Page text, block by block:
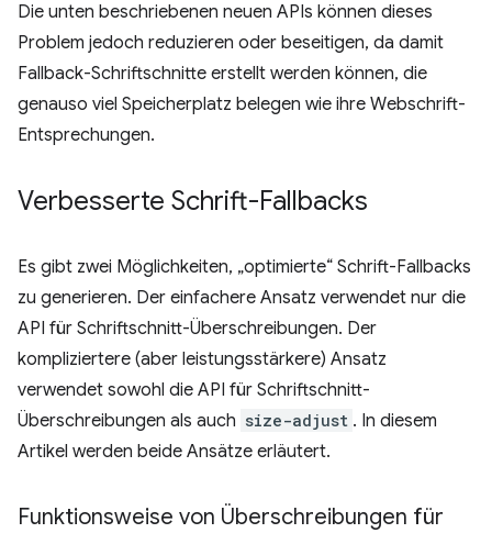
Die unten beschriebenen neuen APIs können dieses
Problem jedoch reduzieren oder beseitigen, da damit
Fallback-Schriftschnitte erstellt werden können, die
genauso viel Speicherplatz belegen wie ihre Webschrift-
Entsprechungen.
Verbesserte Schrift-Fallbacks
Es gibt zwei Möglichkeiten, „optimierte“ Schrift-Fallbacks
zu generieren. Der einfachere Ansatz verwendet nur die
API für Schriftschnitt-Überschreibungen. Der
kompliziertere (aber leistungsstärkere) Ansatz
verwendet sowohl die API für Schriftschnitt-
Überschreibungen als auch size-adjust . In diesem
Artikel werden beide Ansätze erläutert.
Funktionsweise von Überschreibungen für